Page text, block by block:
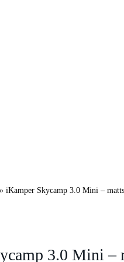
» iKamper Skycamp 3.0 Mini –
3.0 Mini –